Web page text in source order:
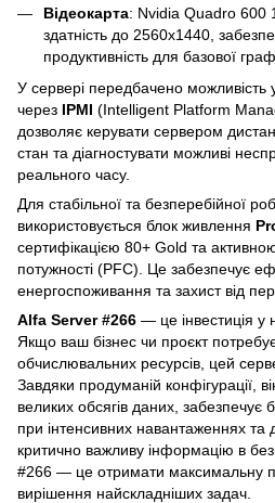
Відеокарта: Nvidia Quadro 600
здатність до 2560x1440,
продуктивність для базової
У сервері передбачено можливість
через IPMI (Intelligent Platform
дозволяє керувати сервером
стан та діагностувати можливі
реального часу.
Для стабільної та безперебійної
використовується блок живлення
сертифікацією 80+ Gold та
потужності (PFC). Це забезпечує
енергоспоживання та захист від
Alfa Server #266 — це інвестиція у
Якщо ваш бізнес чи проєкт
обчислювальних ресурсів, цей
Завдяки продуманій конфігурації,
великих обсягів даних, забезпечує
при інтенсивних навантаженнях та
критично важливу інформацію в
#266 — це отримати максимальну
вирішення найскладніших задач.